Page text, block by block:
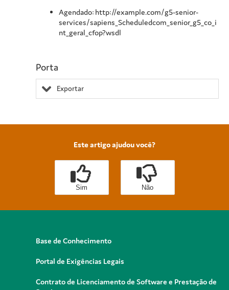
Agendado: http://example.com/g5-senior-
services/sapiens_Scheduledcom_senior_g5_co_i
nt_geral_cfop?wsdl
Porta
Exportar
Este artigo ajudou você?
Sim Não
Base de Conhecimento
Portal de Exigências Legais
Contrato de Licenciamento de Software e Prestação de